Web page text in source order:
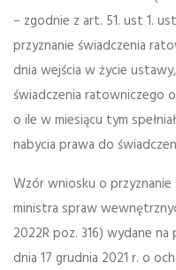
– zgodnie z art. 51. ust 1.
przyznanie świadczenia
dnia wejścia w życie
świadczenia ratowniczego
o ile w miesiącu tym
nabycia prawa do
Wzór wniosku o
ministra spraw
2022R poz. 316) wydane
dnia 17 grudnia 2021 r. o